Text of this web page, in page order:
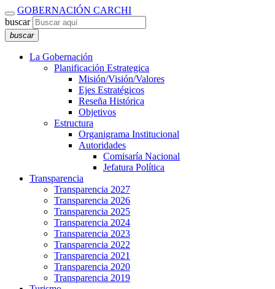
GOBERNACIÓN CARCHI
buscar
buscar
La Gobernación
Planificación Estrategica
Misión/Visión/Valores
Ejes Estratégicos
Reseña Histórica
Objetivos
Estructura
Organigrama Institucional
Autoridades
Comisaría Nacional
Jefatura Política
Transparencia
Transparencia 2027
Transparencia 2026
Transparencia 2025
Transparencia 2024
Transparencia 2023
Transparencia 2022
Transparencia 2021
Transparencia 2020
Transparencia 2019